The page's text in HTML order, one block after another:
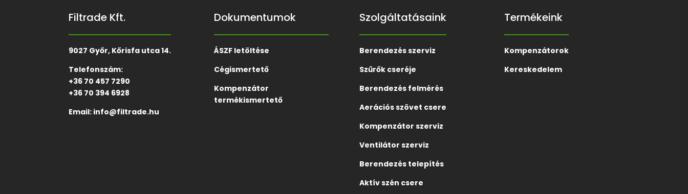
Filtrade Kft.
9027 Győr, Kőrisfa utca 14.
Telefonszám:
+36 70 457 7290
+36 70 394 6928
Email: info@filtrade.hu
Dokumentumok
ÁSZF letöltése
Cégismertető
Kompenzátor
termékismertető
Szolgáltatásaink
Berendezés szerviz
Szűrők cseréje
Berendezés felmérés
Aerációs szövet csere
Kompenzátor szerviz
Ventilátor szerviz
Berendezés telepítés
Aktív szén csere
Termékeink
Kompenzátorok
Kereskedelem